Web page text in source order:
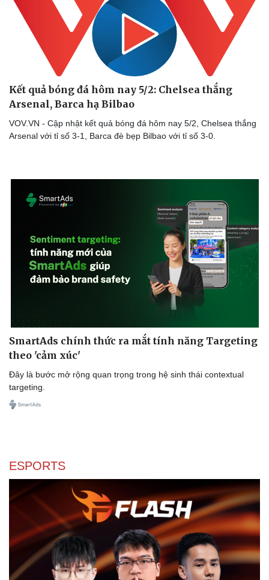
Dinh dưỡng - món ngon
Cây thuốc
Sản phụ khoa
Nhi khoa
Nam khoa
Làm đẹp - giảm cân
Phòng mạch online
Ăn sạch sống khỏe
Blog
Tình yêu - Gia đình
Kết quả bóng đá hôm nay 5/2: Chelsea thắng
Arsenal, Barca hạ Bilbao
VOV.VN - Cập nhật kết quả bóng đá hôm nay 5/2, Chelsea thắng
Arsenal với tỉ số 3-1, Barca đè bẹp Bilbao với tỉ số 3-0.
SmartAds chính thức ra mắt tính năng Targeting
theo 'cảm xúc'
Đây là bước mở rộng quan trọng trong hệ sinh thái contextual
targeting.
ESPORTS